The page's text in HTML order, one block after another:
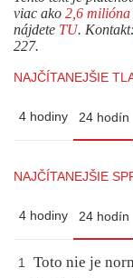
viac ako 2,6 milióna
nájdete TU. Kontakt:
227.
NAJČÍTANEJŠIE
4 hodiny 24 hodín
NAJČÍTANEJŠIE
4 hodiny 24 hodín
1 Toto nie je